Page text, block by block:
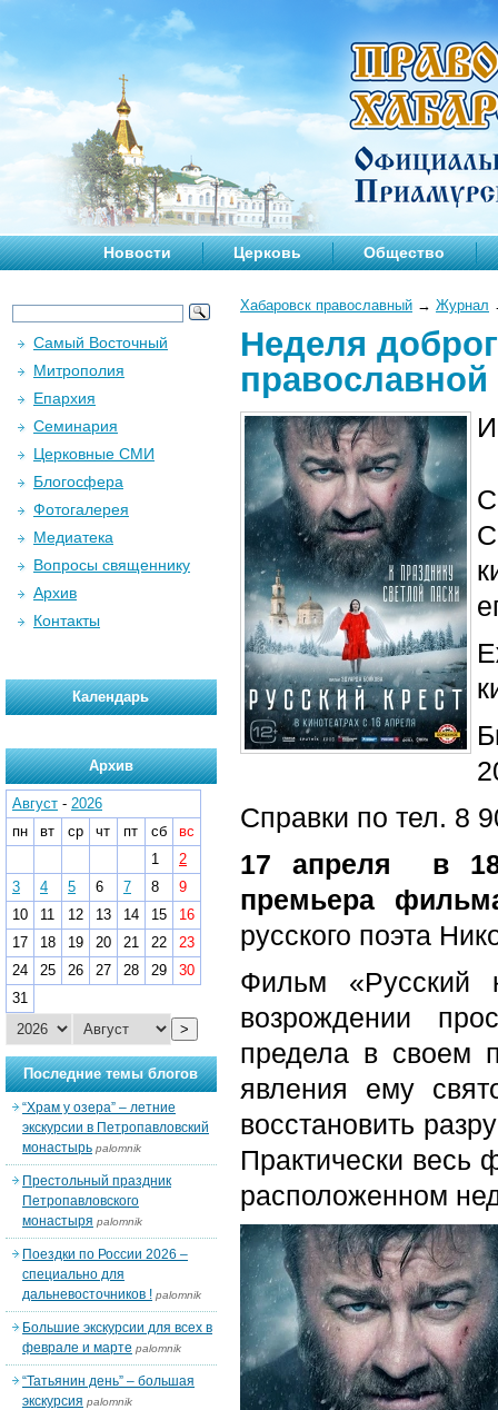
Новости Церковь Общество
Хабаровск православный → Журнал
Неделя
православной
Справки по тел. 8
17 апреля в
премьера
русского поэта
Фильм «Русский
возрождении
предела в своем
явления ему
восстановить
Практически весь
расположенном
Самый Восточный
Митрополия
Епархия
Семинария
Церковные СМИ
Блогосфера
Фотогалерея
Медиатека
Вопросы священнику
Архив
Контакты
Календарь
Архив
Август - 2026
пн
вт ср чт пт сб
вс
1
2
3
4 5 6 7 8
9
10
11 12 13 14 15
16
17
18 19 20 21 22
23
24
25 26 27 28 29
30
31
>
Последние темы блогов
“Храм у озера” – летние
экскурсии в Петропавловский
монастырь palomnik
Престольный праздник
Петропавловского
монастыря palomnik
Поездки по России 2026 –
специально для
дальневосточников ! palomnik
Большие экскурсии для всех в
феврале и марте palomnik
“Татьянин день” – большая
экскурсия palomnik